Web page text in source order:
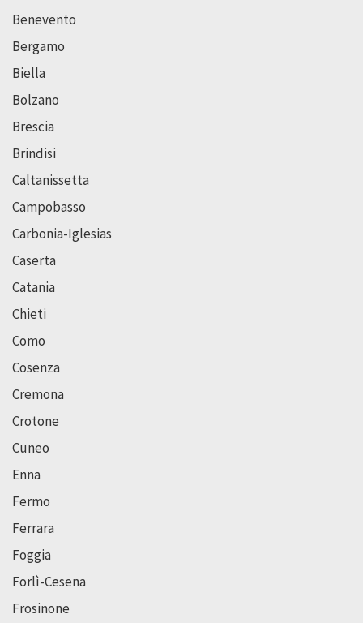
Benevento
Bergamo
Biella
Bolzano
Brescia
Brindisi
Caltanissetta
Campobasso
Carbonia-Iglesias
Caserta
Catania
Chieti
Como
Cosenza
Cremona
Crotone
Cuneo
Enna
Fermo
Ferrara
Foggia
Forlì-Cesena
Frosinone